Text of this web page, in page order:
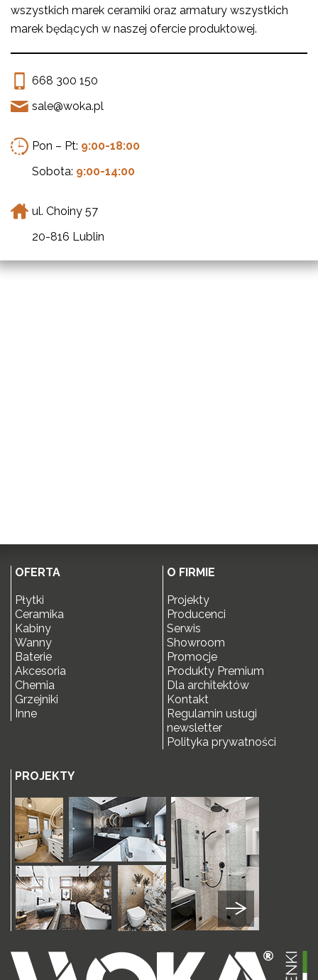
wszystkich marek ceramiki oraz armatury wszystkich
marek będących w naszej ofercie produktowej.
668 300 150
sale@woka.pl
Pon – Pt: 9:00-18:00
Sobota: 9:00-14:00
ul. Choiny 57
20-816 Lublin
OFERTA
Płytki
Ceramika
Kabiny
Wanny
Baterie
Akcesoria
Chemia
Grzejniki
Inne
O FIRMIE
Projekty
Producenci
Serwis
Showroom
Promocje
Produkty Premium
Dla architektów
Kontakt
Regulamin usługi
newsletter
Polityka prywatności
PROJEKTY